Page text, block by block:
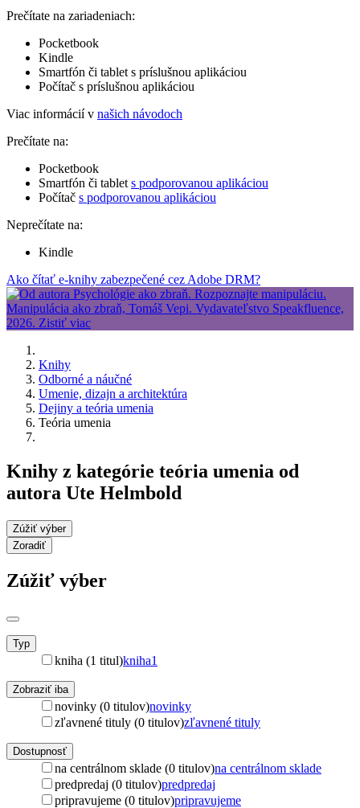
Prečítate na zariadeniach:
Pocketbook
Kindle
Smartfón či tablet s príslušnou aplikáciou
Počítač s príslušnou aplikáciou
Viac informácií v našich návodoch
Prečítate na:
Pocketbook
Smartfón či tablet s podporovanou aplikáciou
Počítač s podporovanou aplikáciou
Neprečítate na:
Kindle
Ako čítať e-knihy zabezpečené cez Adobe DRM?
Knihy
Odborné a náučné
Umenie, dizajn a architektúra
Dejiny a teória umenia
Teória umenia
Knihy z kategórie teória umenia od
autora Ute Helmbold
Zúžiť výber
Zoradiť
Zúžiť výber
Typ
kniha (1 titul)kniha1
Zobraziť iba
novinky (0 titulov)novinky
zľavnené tituly (0 titulov)zľavnené tituly
Dostupnosť
na centrálnom sklade (0 titulov)na centrálnom sklade
predpredaj (0 titulov)predpredaj
pripravujeme (0 titulov)pripravujeme